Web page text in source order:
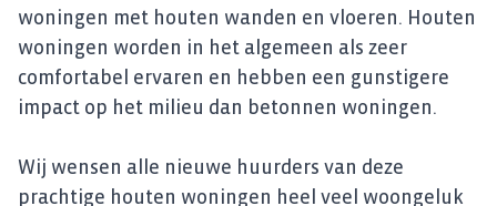
woningen met houten wanden en vloeren. Houten
woningen worden in het algemeen als zeer
comfortabel ervaren en hebben een gunstigere
impact op het milieu dan betonnen woningen.
Wij wensen alle nieuwe huurders van deze
prachtige houten woningen heel veel woongeluk